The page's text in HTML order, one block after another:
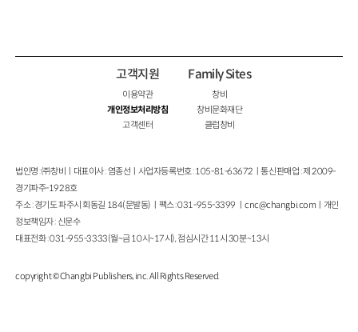
고객지원
이용약관
개인정보처리방침
고객센터
Family Sites
창비
창비문화재단
클럽창비
법인명 : ㈜창비ㅣ대표이사 : 염종선ㅣ사업자등록번호 : 105-81-63672ㅣ통신판매업 : 제 2009-
경기파주-1928호
주소 : 경기도 파주시 회동길 184(문발동)ㅣ팩스 : 031-955-3399 ㅣcnc@changbi.com ㅣ개인
정보책임자 : 신문수
대표전화 : 031-955-3333(월~금 10시~17시), 점심시간 11시 30분~13시
copyright © Changbi Publishers, inc. All Rights Reserved.